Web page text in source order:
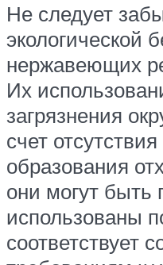
Не следует
экологической
нержавеющих
Их
загрязнения
счет
образования
они могут быть
использованы
соответствует